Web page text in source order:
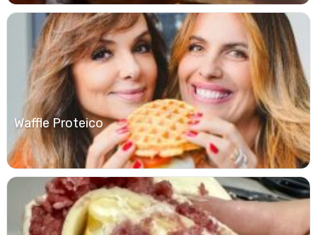
Waffle Proteico